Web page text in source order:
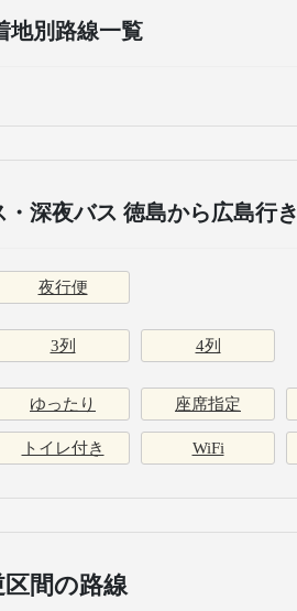
地別路線一覧
深夜バス 徳島から広島行き
夜行便
3列 4列
ゆったり 座席指定
トイレ付き WiFi
区間の路線